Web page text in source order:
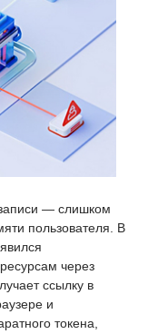
— слишком
пользователя. В
через
ссылку в
и
токена,